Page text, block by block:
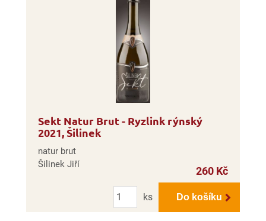
Sekt Natur Brut - Ryzlink rýnský
2021, Šilinek
natur brut
Šilinek Jiří
260 Kč
Počet
ks
Do košíku